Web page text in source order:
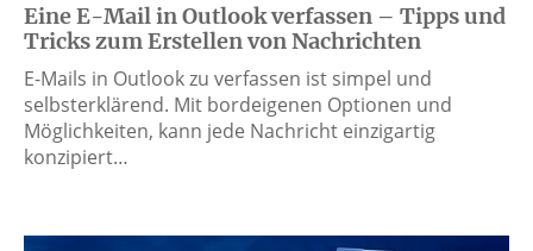
Eine E-Mail in Outlook verfassen – Tipps und
Tricks zum Erstellen von Nachrichten
E-Mails in Outlook zu verfassen ist simpel und
selbsterklärend. Mit bordeigenen Optionen und
Möglichkeiten, kann jede Nachricht einzigartig
konzipiert…